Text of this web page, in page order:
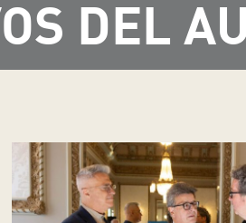
DEL